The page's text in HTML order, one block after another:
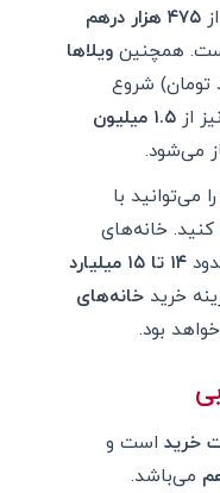
از ۴۷۵ هزار درهم
ویلاها
تومان) شروع
نیز از
۱.۵ میلیون
می‌توانید با
کنید. خانه‌های
۱۴ تا ۱۵ میلیارد
خرید خانه‌های
خواهد بود.
است و
می‌باشد.